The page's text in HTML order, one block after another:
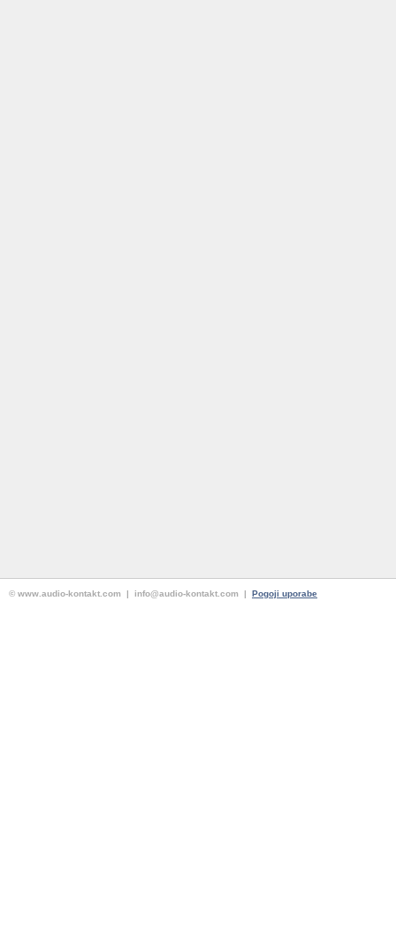
© www.audio-kontakt.com | info@audio-kontakt.com | Pogoji uporabe